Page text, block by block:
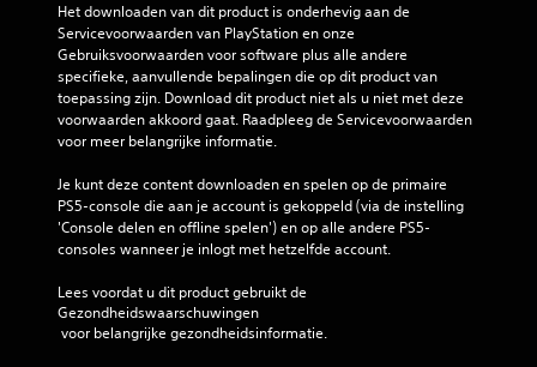
Het downloaden van dit product is onderhevig aan de
Servicevoorwaarden van PlayStation en onze
Gebruiksvoorwaarden voor software plus alle andere
specifieke, aanvullende bepalingen die op dit product van
toepassing zijn. Download dit product niet als u niet met deze
voorwaarden akkoord gaat. Raadpleeg de Servicevoorwaarden
voor meer belangrijke informatie.
Je kunt deze content downloaden en spelen op de primaire
PS5-console die aan je account is gekoppeld (via de instelling
'Console delen en offline spelen') en op alle andere PS5-
consoles wanneer je inlogt met hetzelfde account.
Lees voordat u dit product gebruikt de
Gezondheidswaarschuwingen
voor belangrijke gezondheidsinformatie.